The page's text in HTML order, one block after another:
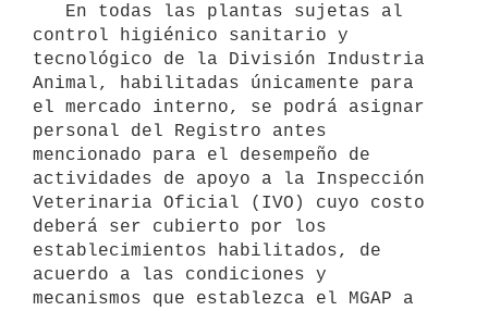
control higiénico sanitario y
tecnológico de la División Industria
Animal, habilitadas únicamente para
el mercado interno, se podrá asignar
personal del Registro antes
mencionado para el desempeño de
actividades de apoyo a la Inspección
Veterinaria Oficial (IVO) cuyo costo
deberá ser cubierto por los
establecimientos habilitados, de
acuerdo a las condiciones y
mecanismos que establezca el MGAP a